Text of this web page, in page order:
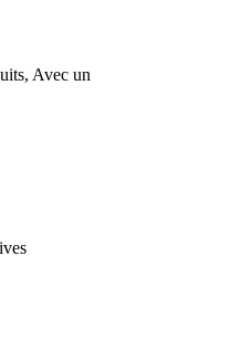
Avec un